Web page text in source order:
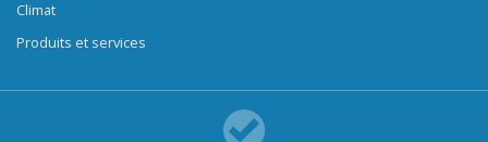
Climat
Produits et services